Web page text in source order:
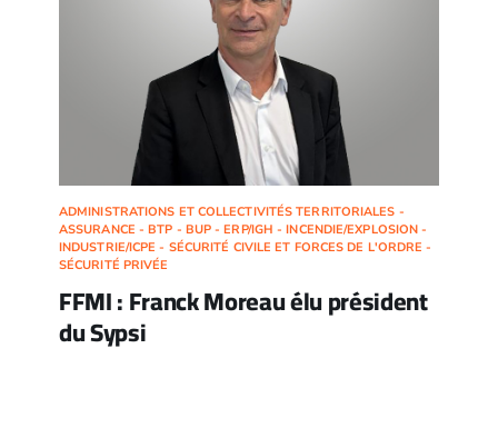
ADMINISTRATIONS ET COLLECTIVITÉS TERRITORIALES -
ASSURANCE - BTP - BUP - ERP/IGH - INCENDIE/EXPLOSION -
INDUSTRIE/ICPE - SÉCURITÉ CIVILE ET FORCES DE L'ORDRE -
SÉCURITÉ PRIVÉE
FFMI : Franck Moreau élu président
du Sypsi